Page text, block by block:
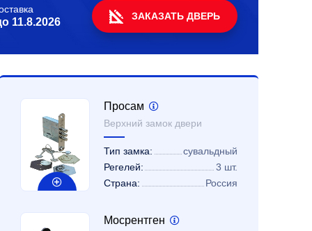
11.8.2026 ЗАКАЗАТЬ ДВЕРЬ
Просам
Верхний замок двери
Тип замка:
сувальдный
Регелей:
3 шт.
Страна:
Россия
Мосрентген